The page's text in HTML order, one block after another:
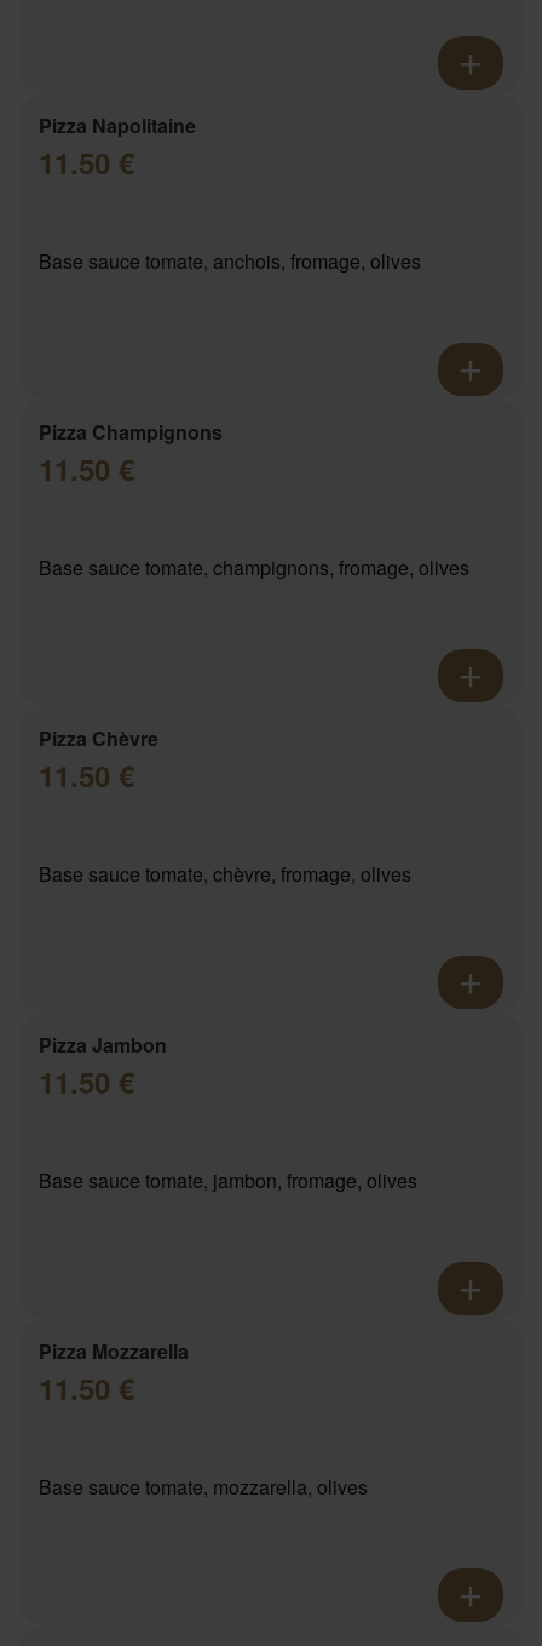
Pizza Napolitaine
11.50 €
Base sauce tomate, anchois, fromage, olives
Pizza Champignons
11.50 €
Base sauce tomate, champignons, fromage, olives
Pizza Chèvre
11.50 €
Base sauce tomate, chèvre, fromage, olives
Pizza Jambon
11.50 €
Base sauce tomate, jambon, fromage, olives
Pizza Mozzarella
11.50 €
Base sauce tomate, mozzarella, olives